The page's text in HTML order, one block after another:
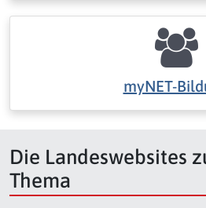
myNET-
Die Landeswebsites
Thema